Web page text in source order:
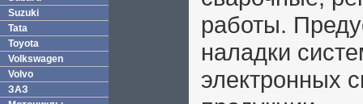
Suzuki
Tata
Toyota
Volkswagen
Volvo
ЗАЗ
работы.
наладки
электронных